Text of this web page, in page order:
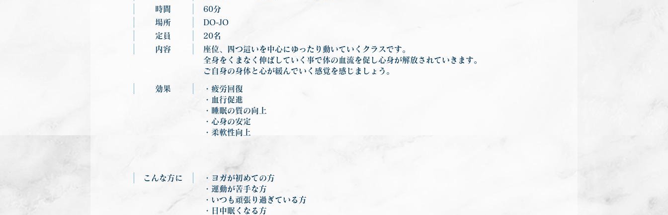
時間
60分
場所
DO-JO
定員
20名
内容
座位、四つ這いを中心にゆったり動いていくクラスです。
全身をくまなく伸ばしていく事で体の血流を促し心身が解放されていきます。
ご自身の身体と心が緩んでいく感覚を感じましょう。
効果
・疲労回復
・血行促進
・睡眠の質の向上
・心身の安定
・柔軟性向上
こんな方に
・ヨガが初めての方
・運動が苦手な方
・いつも頑張り過ぎている方
・日中眠くなる方